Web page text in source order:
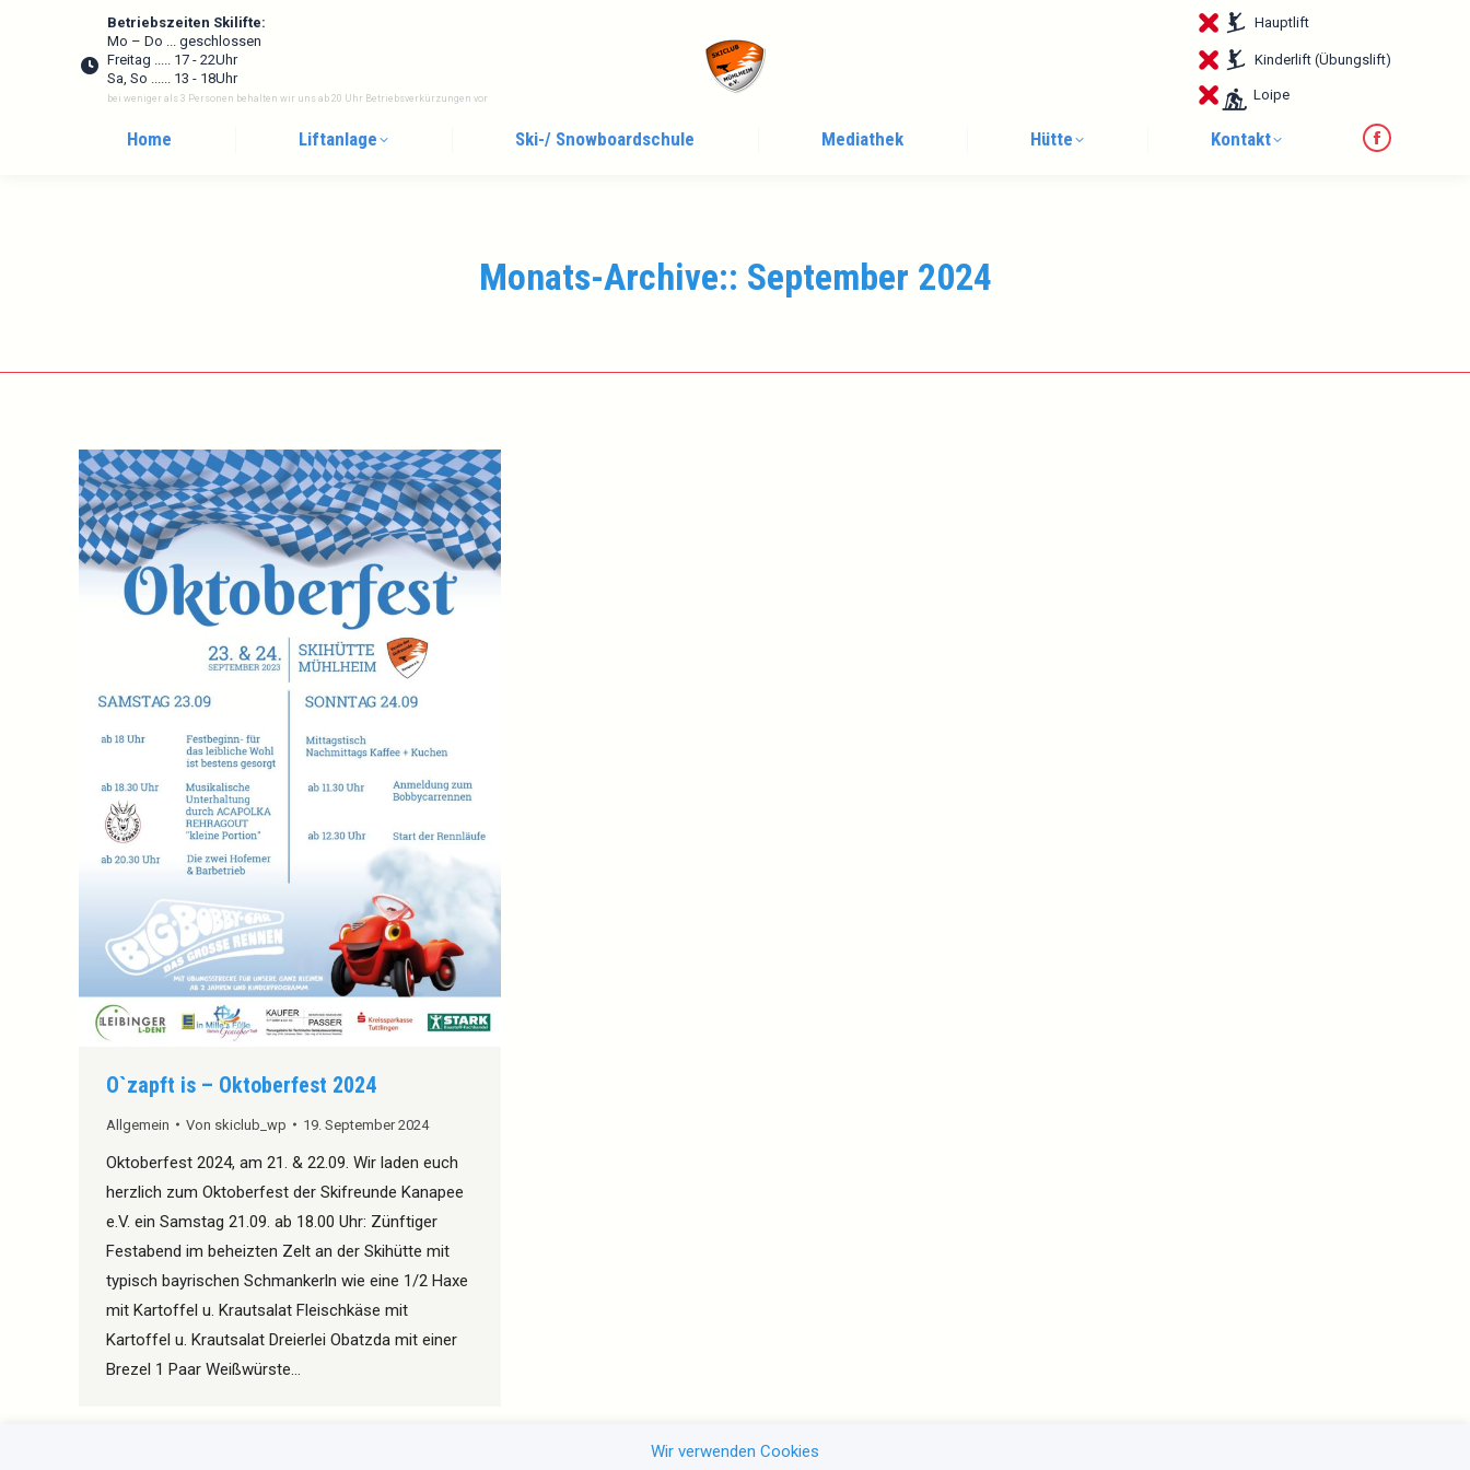
Betriebszeiten Skilifte:
Mo – Do ... geschlossen
Freitag ..... 17 - 22Uhr
Sa, So ...... 13 - 18Uhr
bei weniger als 3 Personen behalten wir uns ab 20 Uhr Betriebsverkürzungen vor
Hauptlift
Kinderlift (Übungslift)
Loipe
Home Liftanlage Ski-/ Snowboardschule Mediathek Hütte Kontakt
Facebook
Monats-Archive:: September 2024
O`zapft is – Oktoberfest 2024
Allgemein Von skiclub_wp 19. September 2024
Oktoberfest 2024, am 21. & 22.09. Wir laden euch
herzlich zum Oktoberfest der Skifreunde Kanapee
e.V. ein Samstag 21.09. ab 18.00 Uhr: Zünftiger
Festabend im beheizten Zelt an der Skihütte mit
typisch bayrischen Schmankerln wie eine 1/2 Haxe
mit Kartoffel u. Krautsalat Fleischkäse mit
Kartoffel u. Krautsalat Dreierlei Obatzda mit einer
Brezel 1 Paar Weißwürste…
Wir verwenden Cookies
in